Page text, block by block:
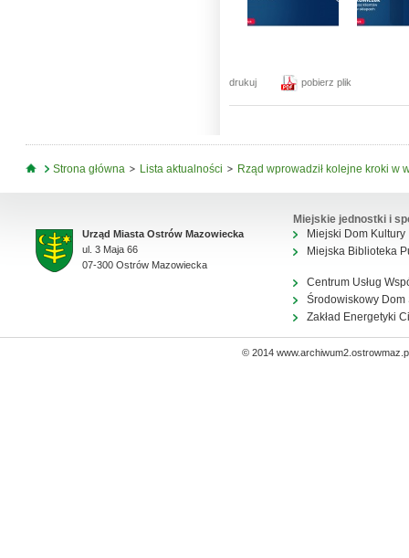
drukuj pobierz plik
Jesteś tutaj
Strona główna Lista aktualności Rząd wprowadził kolejne kroki w
Urząd Miasta Ostrów Mazowiecka
ul. 3 Maja 66
07-300 Ostrów Mazowiecka
Miejskie jednostki i
Miejski Dom Kultury
Miejska Biblioteka
Centrum Usług
Środowiskowy Dom
Zakład Energetyki
© 2014